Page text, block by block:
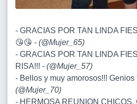
- GRACIAS POR TAN LINDA
😘😘 - (@Mujer_65)
- GRACIAS POR TAN LINDA
RISA!!! - (@Mujer_57)
- Bellos y muy amorosos!!! Genios
(@Mujer_70)
- HERMOSA REUNION CHICOS,